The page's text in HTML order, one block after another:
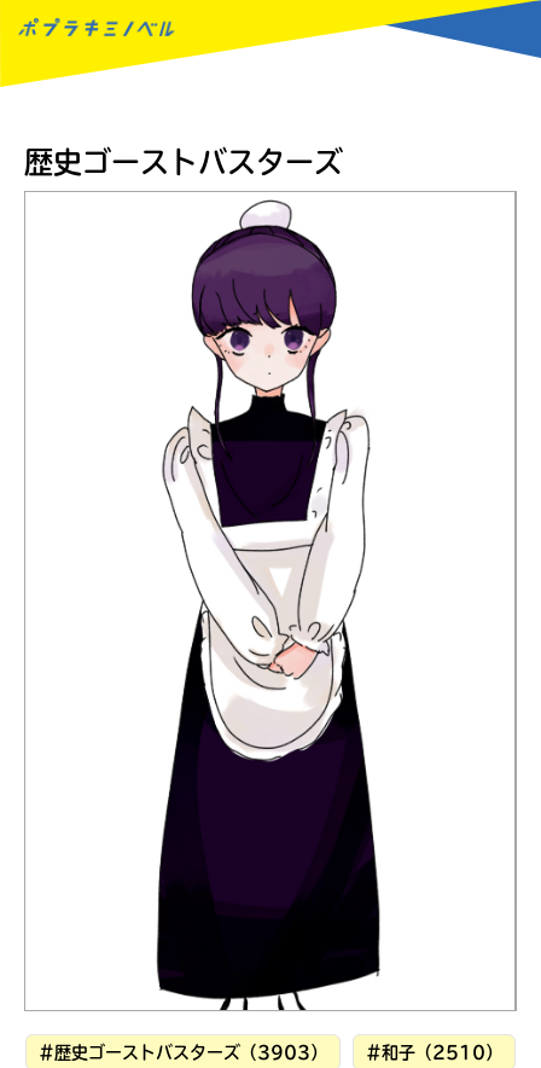
できる掲示板
本を飛び出して
みんなとおしゃべり
できる掲示板
歴史ゴーストバスターズ
#歴史ゴーストバスターズ（3903） #和子（2510）